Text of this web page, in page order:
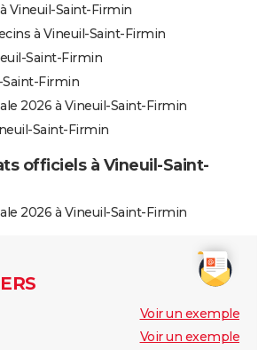
Vineuil-Saint-Firmin
à Vineuil-Saint-Firmin
Saint-Firmin
Saint-Firmin
2026 à Vineuil-Saint-Firmin
Saint-Firmin
officiels à Vineuil-Saint-
2026 à Vineuil-Saint-Firmin
Voir un exemple
Voir un exemple